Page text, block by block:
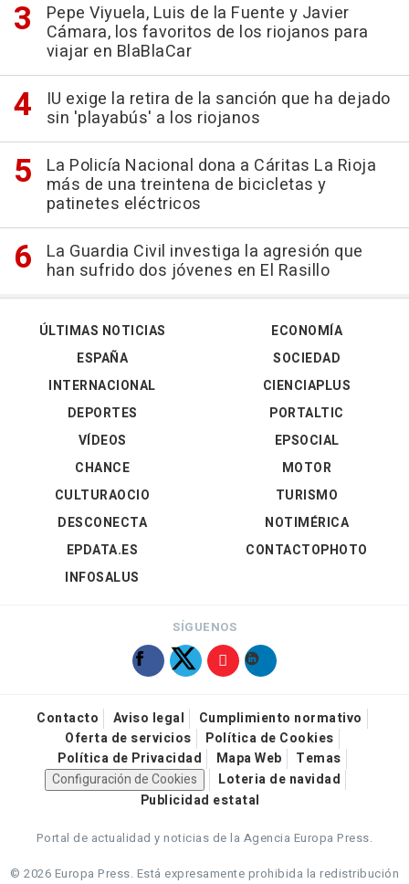
Pepe Viyuela, Luis de la Fuente y Javier
Cámara, los favoritos de los riojanos para
viajar en BlaBlaCar
IU exige la retira de la sanción que ha dejado
sin 'playabús' a los riojanos
La Policía Nacional dona a Cáritas La Rioja
más de una treintena de bicicletas y
patinetes eléctricos
La Guardia Civil investiga la agresión que
han sufrido dos jóvenes en El Rasillo
ÚLTIMAS NOTICIAS
ESPAÑA
INTERNACIONAL
DEPORTES
VÍDEOS
ECONOMÍA
SOCIEDAD
CIENCIAPLUS
PORTALTIC
EPSOCIAL
CHANCE
CULTURAOCIO
DESCONECTA
EPDATA.ES
INFOSALUS
MOTOR
TURISMO
NOTIMÉRICA
CONTACTOPHOTO
SÍGUENOS
Contacto Aviso legal
Cumplimiento normativo
Oferta de servicios
Política de Cookies
Política de Privacidad
Mapa Web
Temas
Configuración de Cookies
Loteria de navidad
Publicidad estatal
Portal de actualidad y noticias de la Agencia Europa Press.
© 2026 Europa Press. Está expresamente prohibida la redistribución